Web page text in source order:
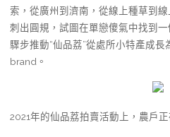
索，從廣州到濟南，從線上種草到
刺出圓規，試圖在單戀傻氣中找到
驟步推動“仙品荔”從處所小特產成長
brand。
2021年的仙品荔拍賣活動上，農戶正